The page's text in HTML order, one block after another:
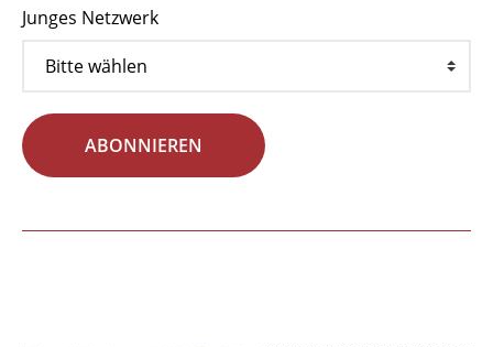
Junges Netzwerk
ABONNIEREN